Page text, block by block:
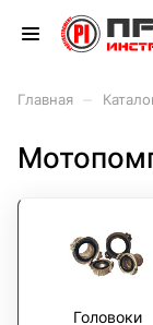
Главная
Головоки